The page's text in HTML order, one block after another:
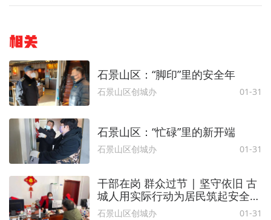
相关
石景山区：“脚印”里的安全年
石景山区创城办 01-31
石景山区：“忙碌”里的新开端
石景山区创城办 01-31
干部在岗 群众过节 | 坚守依旧 古
城人用实际行动为居民筑起安全防
线，让您安心过节！
石景山区创城办 01-31